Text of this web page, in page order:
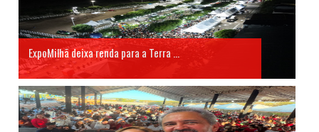
ExpoMilhã deixa renda para a Terra ...